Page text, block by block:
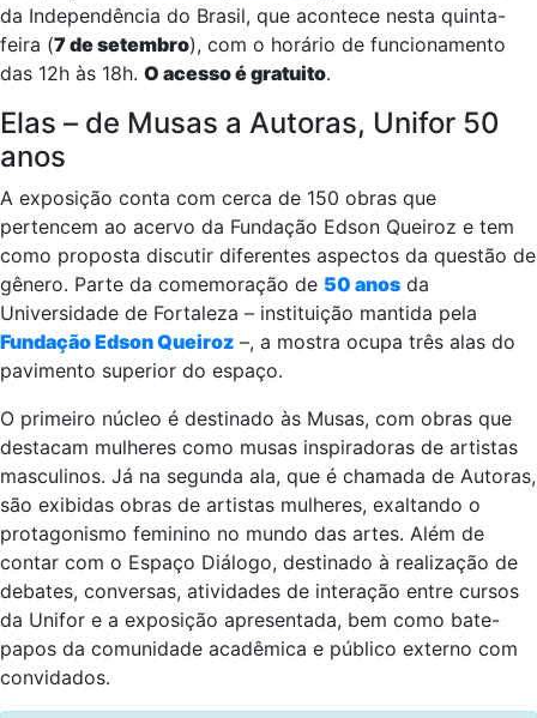
da Independência do Brasil, que acontece nesta quinta-
feira (7 de setembro), com o horário de funcionamento
das 12h às 18h. O acesso é gratuito.
Elas – de Musas a Autoras, Unifor 50
anos
A exposição conta com cerca de 150 obras que
pertencem ao acervo da Fundação Edson Queiroz e tem
como proposta discutir diferentes aspectos da questão de
gênero. Parte da comemoração de 50 anos da
Universidade de Fortaleza – instituição mantida pela
Fundação Edson Queiroz –, a mostra ocupa três alas do
pavimento superior do espaço.
O primeiro núcleo é destinado às Musas, com obras que
destacam mulheres como musas inspiradoras de artistas
masculinos. Já na segunda ala, que é chamada de Autoras,
são exibidas obras de artistas mulheres, exaltando o
protagonismo feminino no mundo das artes. Além de
contar com o Espaço Diálogo, destinado à realização de
debates, conversas, atividades de interação entre cursos
da Unifor e a exposição apresentada, bem como bate-
papos da comunidade acadêmica e público externo com
convidados.